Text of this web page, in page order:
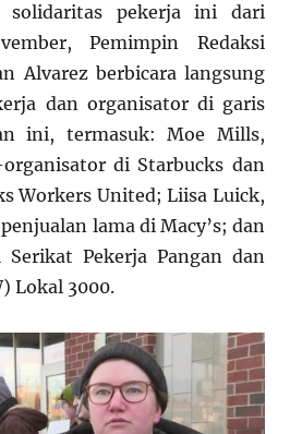
solidaritas pekerja ini dari
Pemimpin Redaksi
Alvarez berbicara langsung
dan organisator di garis
ini, termasuk: Moe Mills,
di Starbucks dan
Workers United; Liisa Luick,
lama di Macy’s; dan
Serikat Pekerja Pangan dan
Lokal 3000.